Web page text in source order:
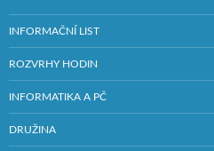
INFORMAČNÍ LIST
ROZVRHY HODIN
INFORMATIKA A PČ
DRUŽINA